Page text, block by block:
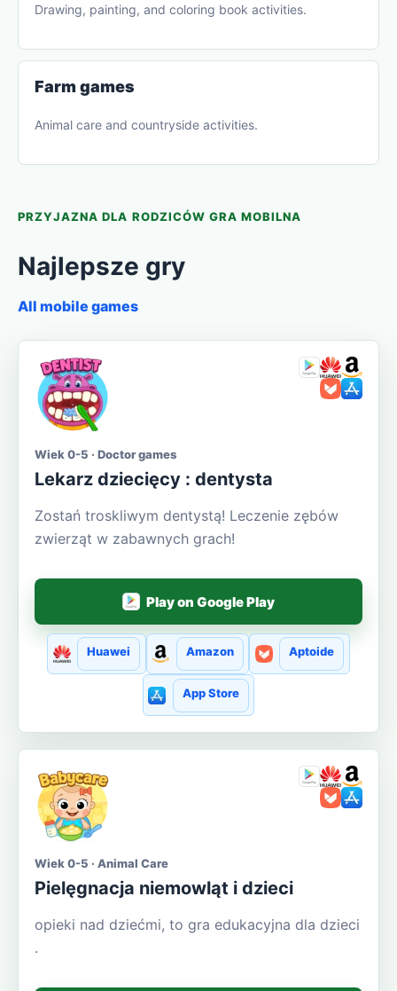
Drawing, painting, and coloring book activities.
Farm games
Animal care and countryside activities.
PRZYJAZNA DLA RODZICÓW GRA MOBILNA
Najlepsze gry
All mobile games
Wiek 0-5 · Doctor games
Lekarz dziecięcy : dentysta
Zostań troskliwym dentystą! Leczenie zębów
zwierząt w zabawnych grach!
Play on Google Play
Huawei Amazon Aptoide
App Store
Wiek 0-5 · Animal Care
Pielęgnacja niemowląt i dzieci
opieki nad dziećmi, to gra edukacyjna dla dzieci
.